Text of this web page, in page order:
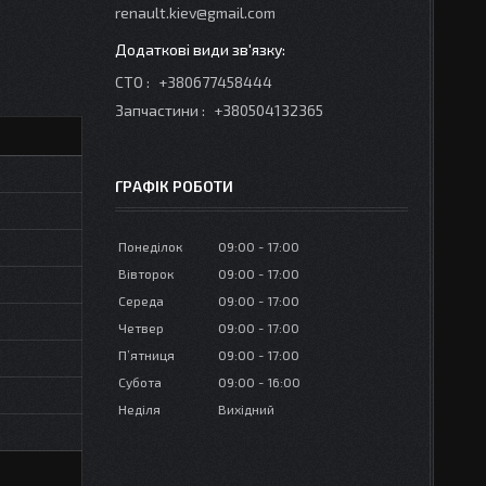
renault.kiev@gmail.com
СТО
+380677458444
Запчастини
+380504132365
ГРАФІК РОБОТИ
Понеділок 09:00
17:00
Вівторок
09:00
17:00
Середа
09:00
17:00
Четвер
09:00
17:00
Пʼятниця
09:00
17:00
Субота
09:00
16:00
Неділя
Вихідний